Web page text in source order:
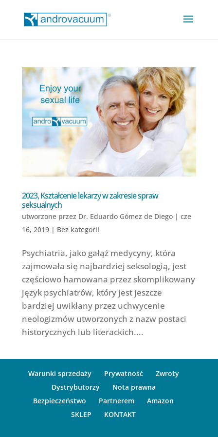
2023, Kształcenie lekarzy w zakresie spraw
seksualnych
utworzone przez Dr. Eduardo Gómez de Diego| cze
16, 2019| Bez kategorii
Psychiatria, jako gałąź medycyny, która
zajmowała się najbardziej seksologią, jest
częściowo hamowana przez skomplikowany
język psychiatrów, który jest jeszcze
bardziej uwikłany przez uchwycenie
neologizmów utworzonych z nazw postaci
historycznych lub literackich....
Warunki sprzedaży Prywatność
Zwroty
Dystrybutorzy
Nota prawna
Bezpieczeństwo
Partnerem
Amazon
SKLEP
KONTAKT